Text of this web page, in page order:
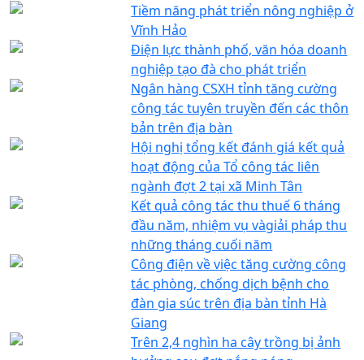
Tiềm năng phát triển nông nghiệp ở
Vĩnh Hảo
Điện lực thành phố, văn hóa doanh
nghiệp tạo đà cho phát triển
Ngân hàng CSXH tỉnh tăng cường
công tác tuyên truyền đến các thôn
bản trên địa bàn
Hội nghị tổng kết đánh giá kết quả
hoạt động của Tổ công tác liên
ngành đợt 2 tại xã Minh Tân
Kết quả công tác thu thuế 6 tháng
đầu năm, nhiệm vụ vàgiải pháp thu
những tháng cuối năm
Công điện về việc tăng cường công
tác phòng, chống dịch bệnh cho
đàn gia súc trên địa bàn tỉnh Hà
Giang
Trên 2,4 nghìn ha cây trồng bị ảnh